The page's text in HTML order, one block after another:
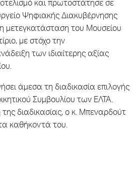
και πρωτοστάτησε σε
Ψηφιακής Διακυβέρνησης
μετεγκατάσταση του Μουσείου
με στόχο την
των ιδιαίτερης αξίας
άμεσα τη διαδικασία επιλογής
Συμβουλίου των ΕΛΤΑ.
διαδικασίας, ο κ. Μπεναρδούτ
καθήκοντά του.